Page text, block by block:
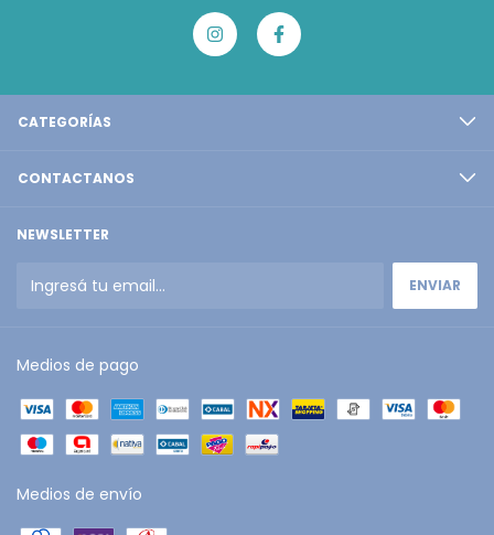
CATEGORÍAS
CONTACTANOS
NEWSLETTER
Medios de pago
Medios de envío